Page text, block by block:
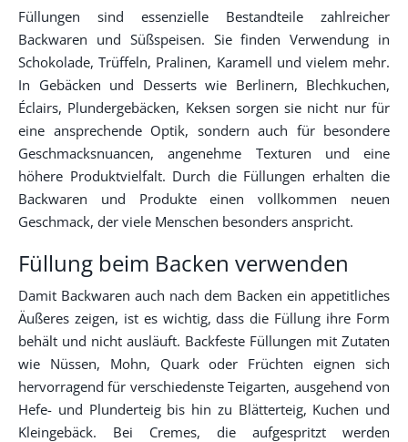
Füllungen sind essenzielle Bestandteile zahlreicher
Backwaren und Süßspeisen. Sie finden Verwendung in
Schokolade, Trüffeln, Pralinen, Karamell und vielem mehr.
In Gebäcken und Desserts wie Berlinern, Blechkuchen,
Éclairs, Plundergebäcken, Keksen sorgen sie nicht nur für
eine ansprechende Optik, sondern auch für besondere
Geschmacksnuancen, angenehme Texturen und eine
höhere Produktvielfalt. Durch die Füllungen erhalten die
Backwaren und Produkte einen vollkommen neuen
Geschmack, der viele Menschen besonders anspricht.
Füllung beim Backen verwenden
Damit Backwaren auch nach dem Backen ein appetitliches
Äußeres zeigen, ist es wichtig, dass die Füllung ihre Form
behält und nicht ausläuft. Backfeste Füllungen mit Zutaten
wie Nüssen, Mohn, Quark oder Früchten eignen sich
hervorragend für verschiedenste Teigarten, ausgehend von
Hefe- und Plunderteig bis hin zu Blätterteig, Kuchen und
Kleingebäck. Bei Cremes, die aufgespritzt werden